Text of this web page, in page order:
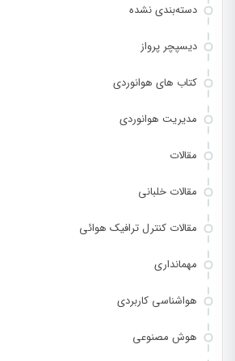
دسته‌بندی نشده
دیسپچر پرواز
کتاب های هوانوردی
مدیریت هوانوردی
مقالات
مقالات خلبانی
مقالات کنترل ترافیک هوائی
مهمانداری
هواشناسی کاربردی
هوش مصنوعی